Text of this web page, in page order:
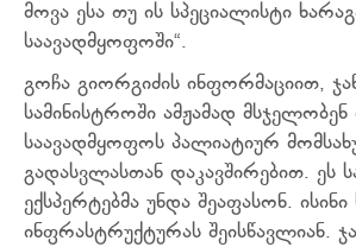
მოვა ესა თუ ის სპეციალისტი
საავადმყოფოში“.
გოჩა გიორგიძის ინფორმაციით,
სამინისტროში ამჟამად
საავადმყოფოს პალიატიურ
გადასვლასთან დაკავშირებით. ეს
ექსპერტებმა უნდა შეაფასონ.
ინფრასტრუქტურას შეისწავლიან.